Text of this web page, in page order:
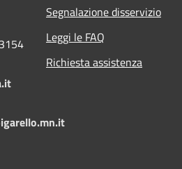
Segnalazione disservizio
Leggi le FAQ
Richiesta assistenza